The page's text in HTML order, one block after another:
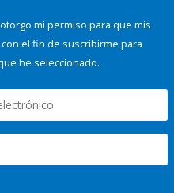
mi permiso para que mis
el fin de suscribirme para
he seleccionado.